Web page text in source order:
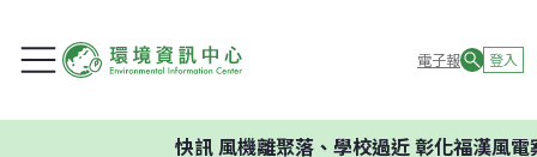
電子報 登入
快訊風機離聚落、學校過近 彰化福漢風電案